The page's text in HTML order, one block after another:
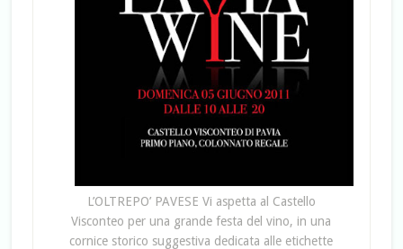
L’OLTREPO’ PAVESE Vi aspetta al Castello
Visconteo per una grande festa del vino, in una
cornice storico suggestiva dedicata alle etichette